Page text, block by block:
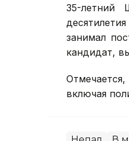
35-летний
занимал
кандидат,
включая